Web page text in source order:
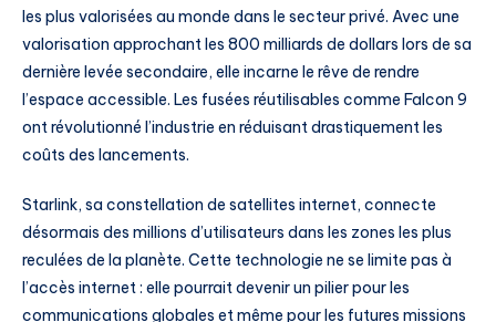
les plus valorisées au monde dans le secteur privé. Avec une
valorisation approchant les 800 milliards de dollars lors de sa
dernière levée secondaire, elle incarne le rêve de rendre
l’espace accessible. Les fusées réutilisables comme Falcon 9
ont révolutionné l’industrie en réduisant drastiquement les
coûts des lancements.
Starlink, sa constellation de satellites internet, connecte
désormais des millions d’utilisateurs dans les zones les plus
reculées de la planète. Cette technologie ne se limite pas à
l’accès internet : elle pourrait devenir un pilier pour les
communications globales et même pour les futures missions